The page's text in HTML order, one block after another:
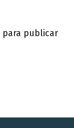
para publicar